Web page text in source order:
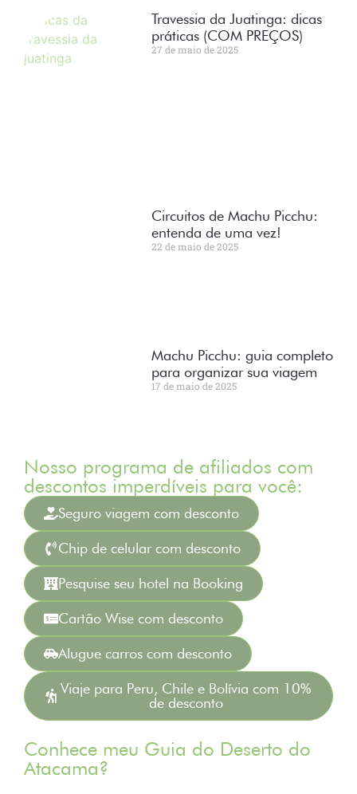
Travessia da Juatinga: dicas
práticas (COM PREÇOS)
27 de maio de 2025
Circuitos de Machu Picchu:
entenda de uma vez!
22 de maio de 2025
Machu Picchu: guia completo
para organizar sua viagem
17 de maio de 2025
Nosso programa de afiliados com
descontos imperdíveis para você:
Seguro viagem com desconto
Chip de celular com desconto
Pesquise seu hotel na Booking
Cartão Wise com desconto
Alugue carros com desconto
Viaje para Peru, Chile e Bolívia com 10%
de desconto
Conhece meu Guia do Deserto do
Atacama?